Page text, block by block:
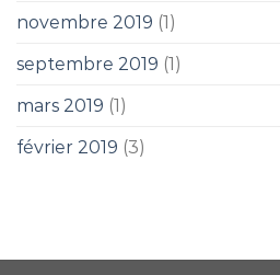
novembre 2019 (1)
septembre 2019 (1)
mars 2019 (1)
février 2019 (3)